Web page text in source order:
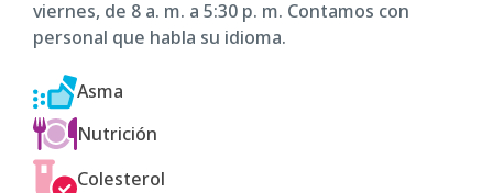
viernes, de 8 a. m. a 5:30 p. m. Contamos con
personal que habla su idioma.
Asma
Nutrición
Colesterol